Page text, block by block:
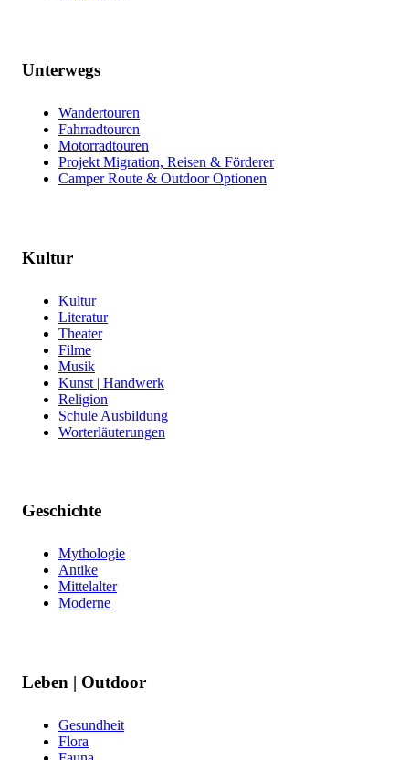
Unterwegs
Wandertouren
Fahrradtouren
Motorradtouren
Projekt Migration, Reisen & Förderer
Camper Route & Outdoor Optionen
Kultur
Kultur
Literatur
Theater
Filme
Musik
Kunst | Handwerk
Religion
Schule Ausbildung
Worterläuterungen
Geschichte
Mythologie
Antike
Mittelalter
Moderne
Leben | Outdoor
Gesundheit
Flora